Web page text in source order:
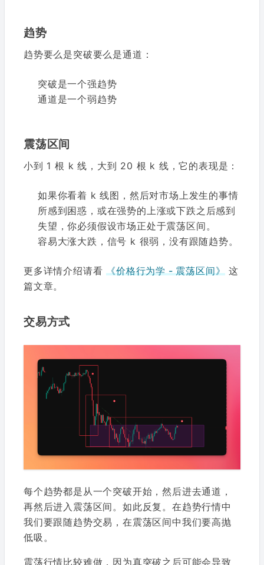
趋势
趋势要么是突破要么是通道：
突破是一个强趋势
通道是一个弱趋势
震荡区间
小到 1 根 k 线，大到 20 根 k 线，它的表现是：
如果你看着 k 线图，然后对市场上发生的事情
所感到困惑，或在强势的上涨或下跌之后感到
失望，你必须假设市场正处于震荡区间。
容易大涨大跌，信号 k 很弱，没有跟随趋势。
更多详情介绍请看《价格行为学 - 震荡区间》 这
篇文章。
交易方式
每个趋势都是从一个突破开始，然后进去通道，
再然后进入震荡区间。如此反复。在趋势行情中
我们要跟随趋势交易，在震荡区间中我们要高抛
低吸。
震荡行情比较难做，因为真突破之后可能会导致